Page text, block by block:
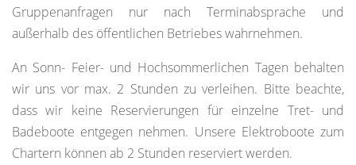
Gruppenanfragen nur nach Terminabsprache und
außerhalb des öffentlichen Betriebes wahrnehmen.
An Sonn- Feier- und Hochsommerlichen Tagen behalten
wir uns vor max. 2 Stunden zu verleihen. Bitte beachte,
dass wir keine Reservierungen für einzelne Tret- und
Badeboote entgegen nehmen. Unsere Elektroboote zum
Chartern können ab 2 Stunden reserviert werden.